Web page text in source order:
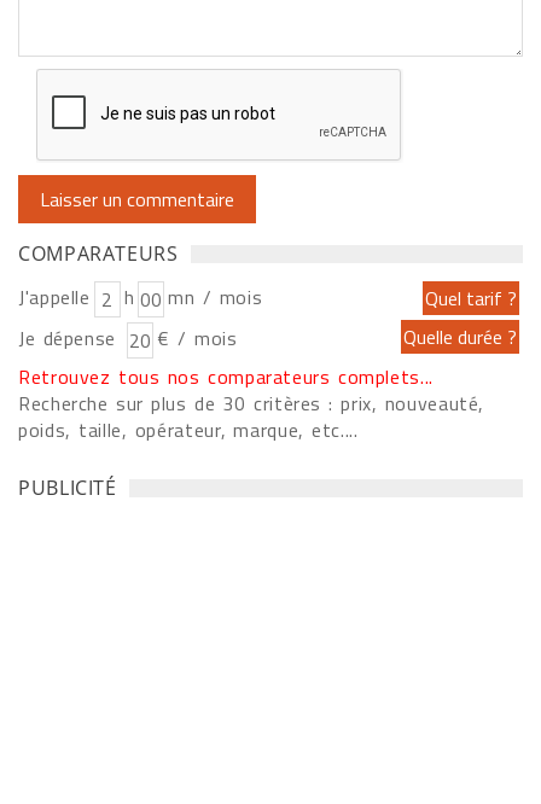
COMPARATEURS
J'appelle h
mn / mois
Je dépense
€ / mois
Retrouvez tous nos comparateurs complets...
Recherche sur plus de 30 critères : prix, nouveauté,
poids, taille, opérateur, marque, etc....
PUBLICITÉ